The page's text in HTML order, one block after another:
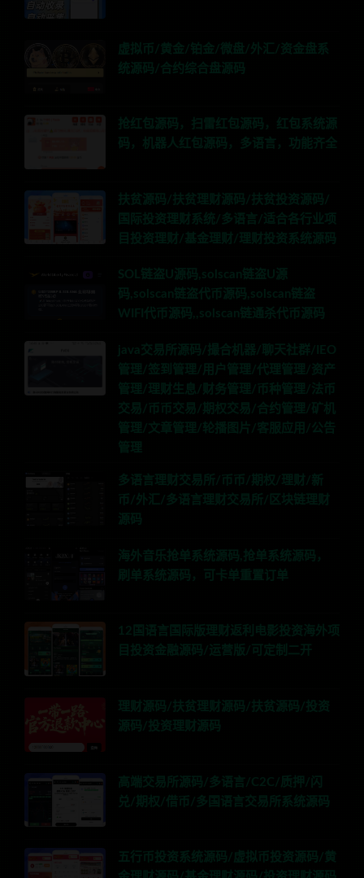
虚拟币/黄金/铂金/微盘/外汇/资金盘系
统源码/合约综合盘源码
抢红包源码，扫雷红包源码，红包系统源
码，机器人红包源码，多语言，功能齐全
扶贫源码/扶贫理财源码/扶贫投资源码/
国际投资理财系统/多语言/适合各行业项
目投资理财/基金理财/理财投资系统源码
SOL链盗U源码,solscan链盗U源
码,solscan链盗代币源码,solscan链盗
WIFI代币源码,,solscan链通杀代币源码
java交易所源码/撮合机器/聊天社群/IEO
管理/签到管理/用户管理/代理管理/资产
管理/理财生息/财务管理/币种管理/法币
交易/币币交易/期权交易/合约管理/矿机
管理/文章管理/轮播图片/客服应用/公告
管理
多语言理财交易所/币币/期权/理财/新
币/外汇/多语言理财交易所/区块链理财
源码
海外音乐抢单系统源码,抢单系统源码，
刷单系统源码，可卡单重置订单
12国语言国际版理财返利电影投资海外项
目投资金融源码/运营版/可定制二开
理财源码/扶贫理财源码/扶贫源码/投资
源码/投资理财源码
高端交易所源码/多语言/C2C/质押/闪
兑/期权/借币/多国语言交易所系统源码
五行币投资系统源码/虚拟币投资源码/黄